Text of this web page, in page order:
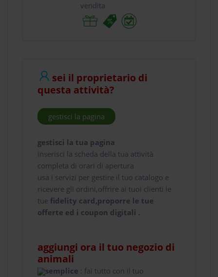
vendita
sei il proprietario di
questa attività?
gestisci la pagina
gestisci la tua pagina
inserisci la scheda della tua attività
completa di orari di apertura
usa i servizi per gestire il tuo catalogo e
ricevere gli ordini,offrire ai tuoi clienti le
tue fidelity card,proporre le tue
offerte ed i coupon digitali .
aggiungi ora il tuo negozio di
animali
semplice : fai tutto con il tuo